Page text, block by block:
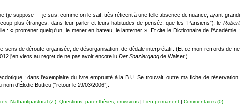
(je suppose — je suis, comme on le sait, très réticent à une telle absence de nuance, ayant grandi
plus étranges, dans leur parler et leurs habitudes de pensée, que les “Parisiens”), le Robert
: « promener quelqu'un, le mener en bateau, le lanterner ». Et cite le Dictionnaire de l'Académie :
sens de déroute organisée, de désorganisation, de dédale interprétatif. (Et de mon remords de ne
j'en viens au regret de ne pas avoir encore lu Der Spaziergangde Walser.)
: dans l'exemplaire du livre emprunté à la B.U. Se trouvait, outre ma fiche de réservation,
d'Élodie Buttieu (“retour le 29/03/2006”).
, Nathantipastoral (Z.), Questions, parenthèses, omissions| Lien permanent| Commentaires (0)